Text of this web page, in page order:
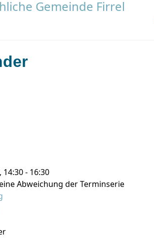
- 16:30
Abweichung der Terminserie